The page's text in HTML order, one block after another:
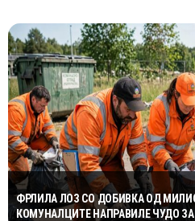
ФРЛИЛА ЛОЗ СО ДОБИВКА ОД
КОМУНАЛЦИТЕ НАПРАВИЛЕ ЧУДО